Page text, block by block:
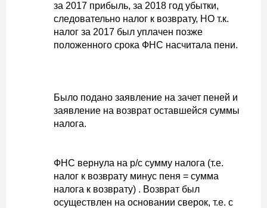
за 2017 прибыль, за 2018 год убытки,
следовательно налог к возврату, НО т.к.
налог за 2017 был уплачен позже
положенного срока ФНС насчитала пени.
Было подано заявление на зачет пеней и
заявление на возврат оставшейся суммы
налога.
ФНС вернула на р/с сумму налога (т.е.
налог к возврату минус пеня = сумма
налога к возврату) . Возврат был
осуществлен на основании сверок, т.е. с